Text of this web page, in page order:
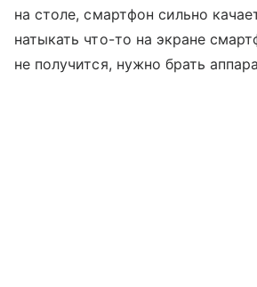
на столе, смартфон сильно
натыкать что-то на экране
не получится, нужно брать